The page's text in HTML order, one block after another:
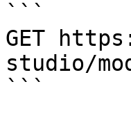
```
GET
studio/
```